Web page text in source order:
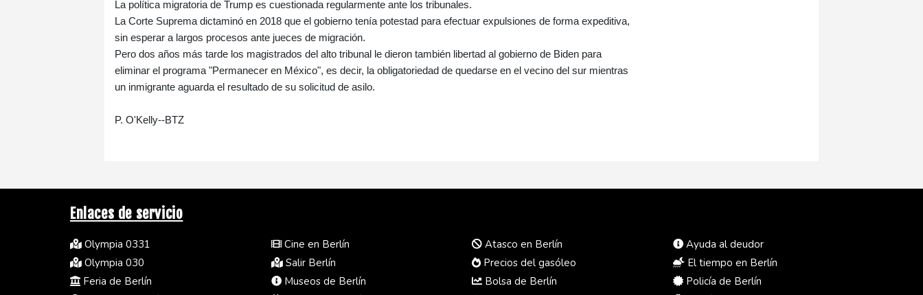
La política migratoria de Trump es cuestionada regularmente ante los tribunales.
La Corte Suprema dictaminó en 2018 que el gobierno tenía potestad para efectuar expulsiones de forma expeditiva,
sin esperar a largos procesos ante jueces de migración.
Pero dos años más tarde los magistrados del alto tribunal le dieron también libertad al gobierno de Biden para
eliminar el programa "Permanecer en México", es decir, la obligatoriedad de quedarse en el vecino del sur mientras
un inmigrante aguarda el resultado de su solicitud de asilo.
P. O'Kelly--BTZ
Enlaces de servicio
Olympia 0331
Olympia 030
Feria de Berlín
Cine en Berlín
Salir Berlín
Museos de Berlín
Atasco en Berlín
Precios del gasóleo
Bolsa de Berlín
Ayuda al deudor
El tiempo en Berlín
Policía de Berlín